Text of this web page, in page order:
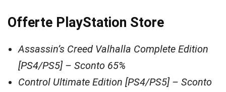
Offerte PlayStation Store
Assassin’s Creed Valhalla Complete Edition
[PS4/PS5] – Sconto 65%
Control Ultimate Edition [PS4/PS5] – Sconto